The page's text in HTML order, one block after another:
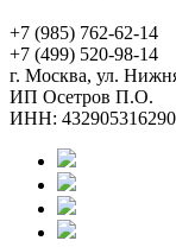
+7 (985) 762-62-14
+7 (499) 520-98-14
г. Москва, ул.
ИП Осетров П.О.
ИНН: